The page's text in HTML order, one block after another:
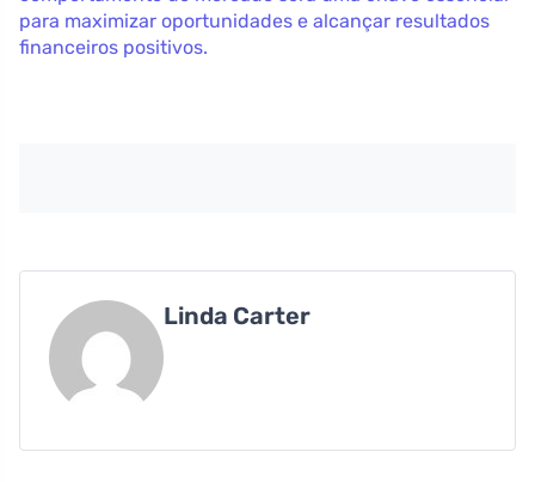
para maximizar oportunidades e alcançar resultados
financeiros positivos.
Linda Carter